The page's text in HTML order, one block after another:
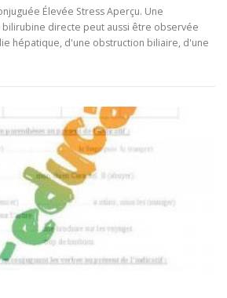
Élevée Stress Aperçu. Une
bilirubine directe peut aussi être observée
hépatique, d'une obstruction biliaire, d'une